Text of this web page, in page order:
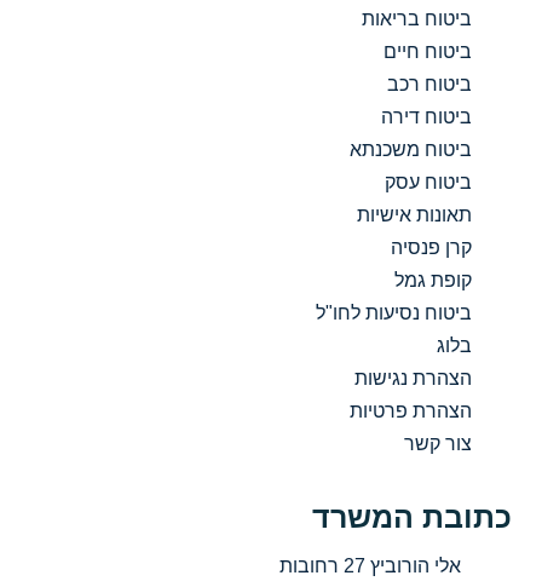
ביטוח בריאות
ביטוח חיים
ביטוח רכב
ביטוח דירה
ביטוח משכנתא
ביטוח עסק
תאונות אישיות
קרן פנסיה
קופת גמל
ביטוח נסיעות לחו"ל
בלוג
הצהרת נגישות
הצהרת פרטיות
צור קשר
כתובת המשרד
אלי הורוביץ 27 רחובות